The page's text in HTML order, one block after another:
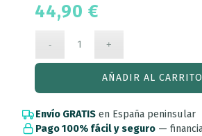
44,90€
AÑADIR AL CARRITO
Envío GRATIS en España peninsular
Pago 100% fácil y seguro —